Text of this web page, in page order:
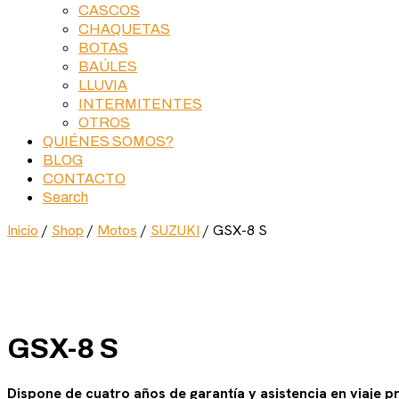
CASCOS
CHAQUETAS
BOTAS
BAÚLES
LLUVIA
INTERMITENTES
OTROS
QUIÉNES SOMOS?
BLOG
CONTACTO
Search
Inicio / Shop / Motos / SUZUKI / GSX-8 S
GSX-8 S
Dispone de cuatro años de garantía y asistencia en viaje